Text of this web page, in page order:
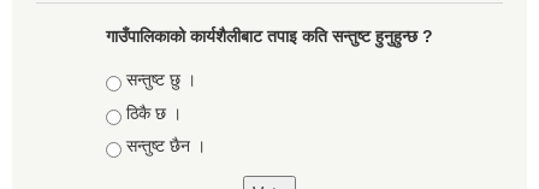
गाउँपालिकाको कार्यशैलीबाट तपाइ कति सन्तुष्ट हुनुहुन्छ ?
Choices
सन्तुष्ट छु ।
ठिकै छ ।
सन्तुष्ट छैन ।